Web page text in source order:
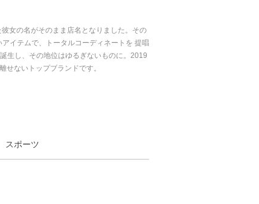
女の名がそのまま店名となりました。その
イテムで、トータルコーディネートを 提唱
生し、その地位はゆるぎないものに。2019
ないトップブランドです。
スポーツ